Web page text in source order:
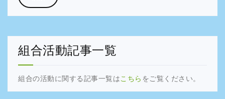
組合活動記事一覧
組合の活動に関する記事一覧はこちら をご覧ください。